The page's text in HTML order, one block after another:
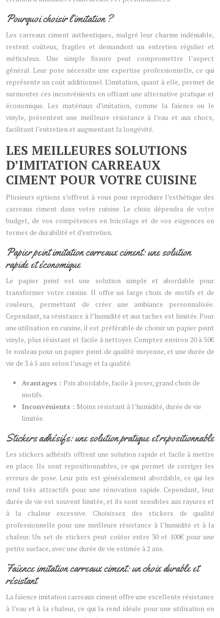
Pourquoi choisir l’imitation ?
Les carreaux ciment authentiques, malgré leur charme indéniable,
restent coûteux, fragiles et demandent un entretien régulier et
méticuleux. Une simple fissure peut compromettre l’aspect
général. Leur pose nécessite une expertise professionnelle, ce qui
représente un coût additionnel. L’imitation, quant à elle, permet de
surmonter ces inconvénients en offrant une alternative pratique et
économique. Les matériaux d’imitation, comme la faïence ou le
vinyle, présentent une meilleure résistance à l’eau et aux chocs,
facilitant l’entretien et augmentant la longévité.
LES MEILLEURES SOLUTIONS
D’IMITATION CARREAUX
CIMENT POUR VOTRE CUISINE
Plusieurs options s’offrent à vous pour reproduire l’esthétique des
carreaux ciment dans votre cuisine. Le choix dépendra de votre
budget, de vos compétences en bricolage et de vos exigences en
termes de durabilité et d’entretien.
Papier peint imitation carreaux ciment: une solution
rapide et économique
Le papier peint est une solution simple et abordable pour
transformer votre cuisine. Il offre un large choix de motifs et de
couleurs, permettant de créer une ambiance personnalisée.
Cependant, sa résistance à l’humidité et aux taches est limitée. Pour
une utilisation en cuisine, il est préférable de choisir un papier peint
vinyle, plus résistant et facile à nettoyer. Comptez environ 20 à 50€
le rouleau pour un papier peint de qualité moyenne, et une durée de
vie de 3 à 5 ans selon l’usage et la qualité.
Avantages : Prix abordable, facile à poser, grand choix de
motifs.
Inconvénients : Moins résistant à l’humidité, durée de vie
limitée.
Stickers adhésifs: une solution pratique et repositionnable
Les stickers adhésifs offrent une solution rapide et facile à mettre
en place. Ils sont repositionnables, ce qui permet de corriger les
erreurs de pose. Leur prix est généralement abordable, ce qui les
rend très attractifs pour une rénovation rapide. Cependant, leur
durée de vie est souvent limitée, et ils sont sensibles aux rayures et
à la chaleur excessive. Choisissez des stickers de qualité
professionnelle pour une meilleure résistance à l’humidité et à la
chaleur. Un set de stickers peut coûter entre 30 et 100€ pour une
petite surface, avec une durée de vie estimée à 2 ans.
Faïence imitation carreaux ciment: un choix durable et
résistant
La faïence imitation carreaux ciment offre une excellente résistance
à l’eau et à la chaleur, ce qui la rend idéale pour une utilisation en